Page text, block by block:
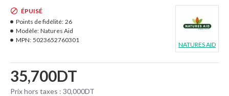
35,700DT
Prix hors taxes : 30,000DT
ÉPUISÉ
Points de fidélité: 26
Modèle: Natures Aid
MPN: 5023652760301
NATURES AID